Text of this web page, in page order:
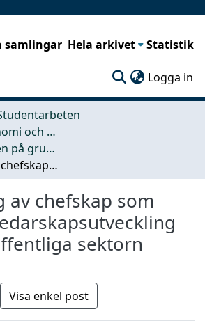
samlingar Hela arkivet Statistik
Logga in
Teknikens ekonomi och organisation
Examensarbeten på grundnivå
Utvärdering av chefskap som metod för ledarskapsutveckling inom den offentliga sektorn
av chefskap som
sektorn
Visa enkel post